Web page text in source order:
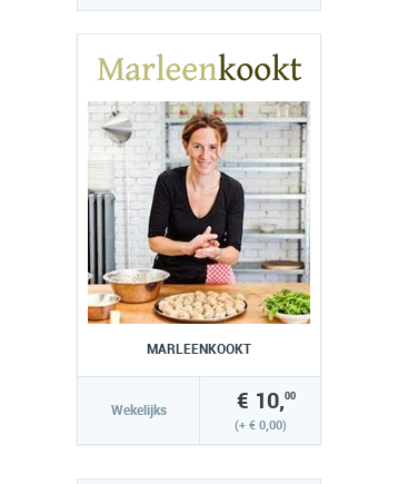
MARLEENKOOKT
Wekelijks € 10,00
(+ € 0,00)